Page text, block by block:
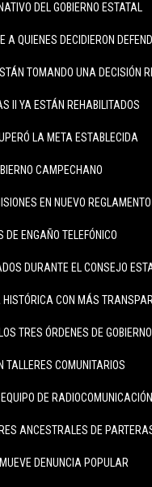
DEL GOBIERNO ESTATAL
A QUIENES DECIDIERON
TOMANDO UNA DECISIÓN
II YA ESTÁN REHABILITADOS
LA META ESTABLECIDA
CAMPECHANO
EN NUEVO REGLAMENTO
DE ENGAÑO TELEFÓNICO
DURANTE EL CONSEJO
CON MÁS
TRES ÓRDENES DE GOBIERNO
TALLERES COMUNITARIOS
DE RADIOCOMUNICACIÓN
ANCESTRALES DE
DENUNCIA POPULAR